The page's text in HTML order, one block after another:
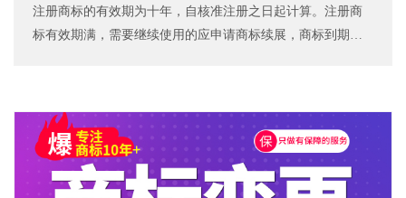
注册商标的有效期为十年，自核准注册之日起计算。注册商
标有效期满，需要继续使用的应申请商标续展，商标到期后6